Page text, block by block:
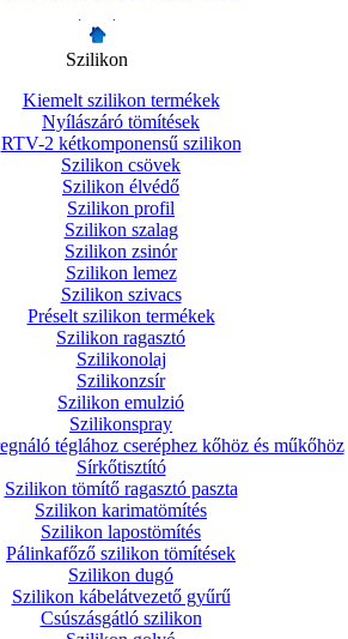
Szilikon
Kiemelt szilikon termékek
Nyílászáró tömítések
RTV-2 kétkomponensű szilikon
Szilikon csövek
Szilikon élvédő
Szilikon profil
Szilikon szalag
Szilikon zsinór
Szilikon lemez
Szilikon szivacs
Préselt szilikon termékek
Szilikon ragasztó
Szilikonolaj
Szilikonzsír
Szilikon emulzió
Szilikonspray
téglához cseréphez kőhöz és műkőhöz
Sírkőtisztító
Szilikon tömítő ragasztó paszta
Szilikon karimatömítés
Szilikon lapostömítés
Pálinkafőző szilikon tömítések
Szilikon dugó
Szilikon kábelátvezető gyűrű
Csúszásgátló szilikon